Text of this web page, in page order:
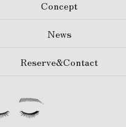
Concept
News
Reserve&Contact